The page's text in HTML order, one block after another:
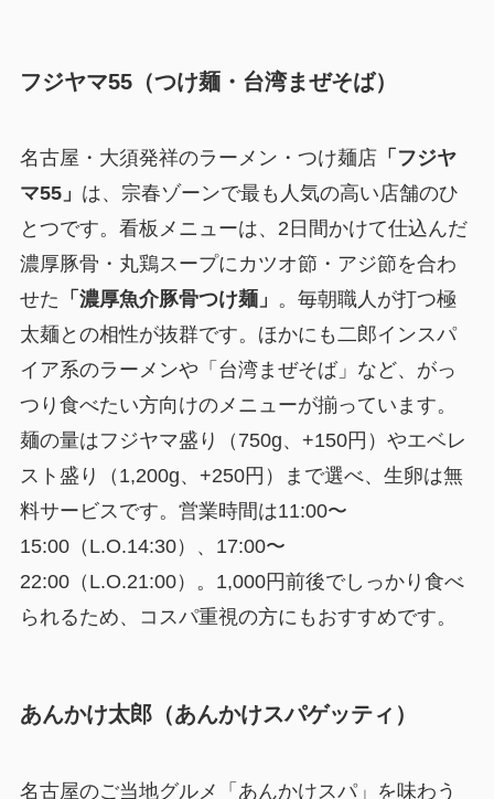
フジヤマ55（つけ麺・台湾まぜそば）
名古屋・大須発祥のラーメン・つけ麺店「フジヤ
マ55」 は、宗春ゾーンで最も人気の高い店舗のひ
とつです。看板メニューは、2日間かけて仕込んだ
濃厚豚骨・丸鶏スープにカツオ節・アジ節を合わ
せた 「濃厚魚介豚骨つけ麺」 。毎朝職人が打つ極
太麺との相性が抜群です。ほかにも二郎インスパ
イア系のラーメンや「台湾まぜそば」など、がっ
つり食べたい方向けのメニューが揃っています。
麺の量はフジヤマ盛り（750g、+150円）やエベレ
スト盛り（1,200g、+250円）まで選べ、生卵は無
料サービスです。営業時間は11:00〜
15:00（L.O.14:30）、17:00〜
22:00（L.O.21:00）。1,000円前後でしっかり食べ
られるため、コスパ重視の方にもおすすめです。
あんかけ太郎（あんかけスパゲッティ）
名古屋のご当地グルメ「あんかけスパ」を味わう